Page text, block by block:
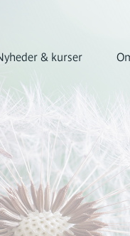
& kurser